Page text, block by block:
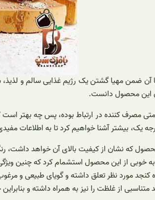
آن ضمن مهیا گشتن یک رژیم غذایی سالم و
این محصول دانست.
مصرف کننده در ارتباط بوده، پس چه بهتر
یک، بیشتر آشنا خواهیم کرد تا به اطلاعات
که نشان از کیفیت بالای آن خواهد
خوبی از این محصول استشمام کرد که چنین
کنجد مورد نظر تعلق داشته و گویای طبیعی و
از غلظت را نیز به همراه داشته و